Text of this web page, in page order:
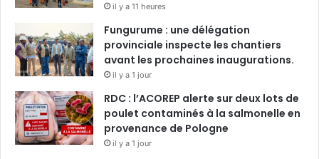
il y a 11 heures
Fungurume : une délégation
provinciale inspecte les chantiers
avant les prochaines inaugurations.
il y a 1 jour
RDC : l’ACOREP alerte sur deux lots de
poulet contaminés à la salmonelle en
provenance de Pologne
il y a 1 jour